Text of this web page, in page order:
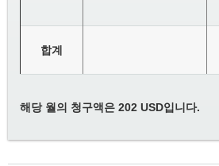
합계
해당 월의 청구액은 202 USD입니다.